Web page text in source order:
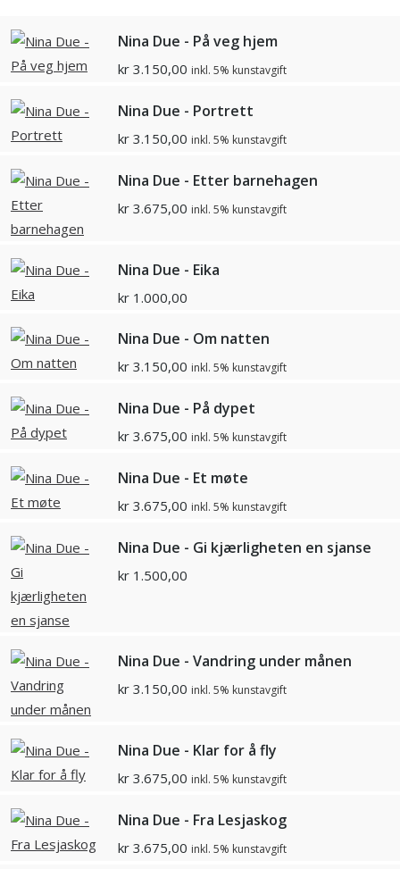
Nina Due - På veg hjem
kr 3.150,00 inkl. 5% kunstavgift
Nina Due - Portrett
kr 3.150,00 inkl. 5% kunstavgift
Nina Due - Etter barnehagen
kr 3.675,00 inkl. 5% kunstavgift
Nina Due - Eika
kr 1.000,00
Nina Due - Om natten
kr 3.150,00 inkl. 5% kunstavgift
Nina Due - På dypet
kr 3.675,00 inkl. 5% kunstavgift
Nina Due - Et møte
kr 3.675,00 inkl. 5% kunstavgift
Nina Due - Gi kjærligheten en sjanse
kr 1.500,00
Nina Due - Vandring under månen
kr 3.150,00 inkl. 5% kunstavgift
Nina Due - Klar for å fly
kr 3.675,00 inkl. 5% kunstavgift
Nina Due - Fra Lesjaskog
kr 3.675,00 inkl. 5% kunstavgift